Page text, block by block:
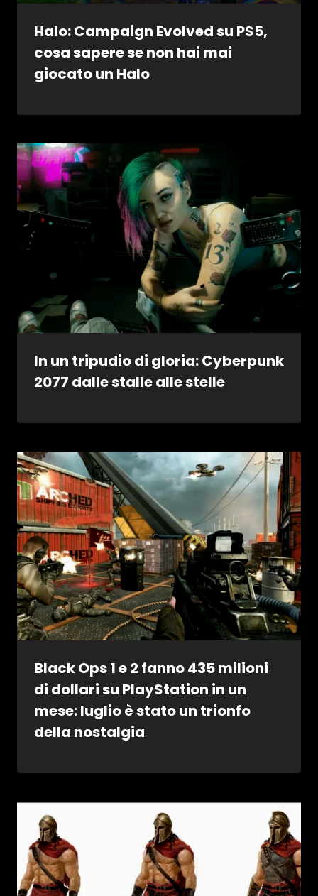
Halo: Campaign Evolved su PS5,
cosa sapere se non hai mai
giocato un Halo
In un tripudio di gloria: Cyberpunk
2077 dalle stalle alle stelle
Black Ops 1 e 2 fanno 435 milioni
di dollari su PlayStation in un
mese: luglio è stato un trionfo
della nostalgia